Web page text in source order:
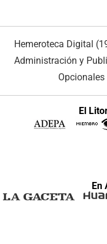
Hemeroteca Digital
Administración y
El
En